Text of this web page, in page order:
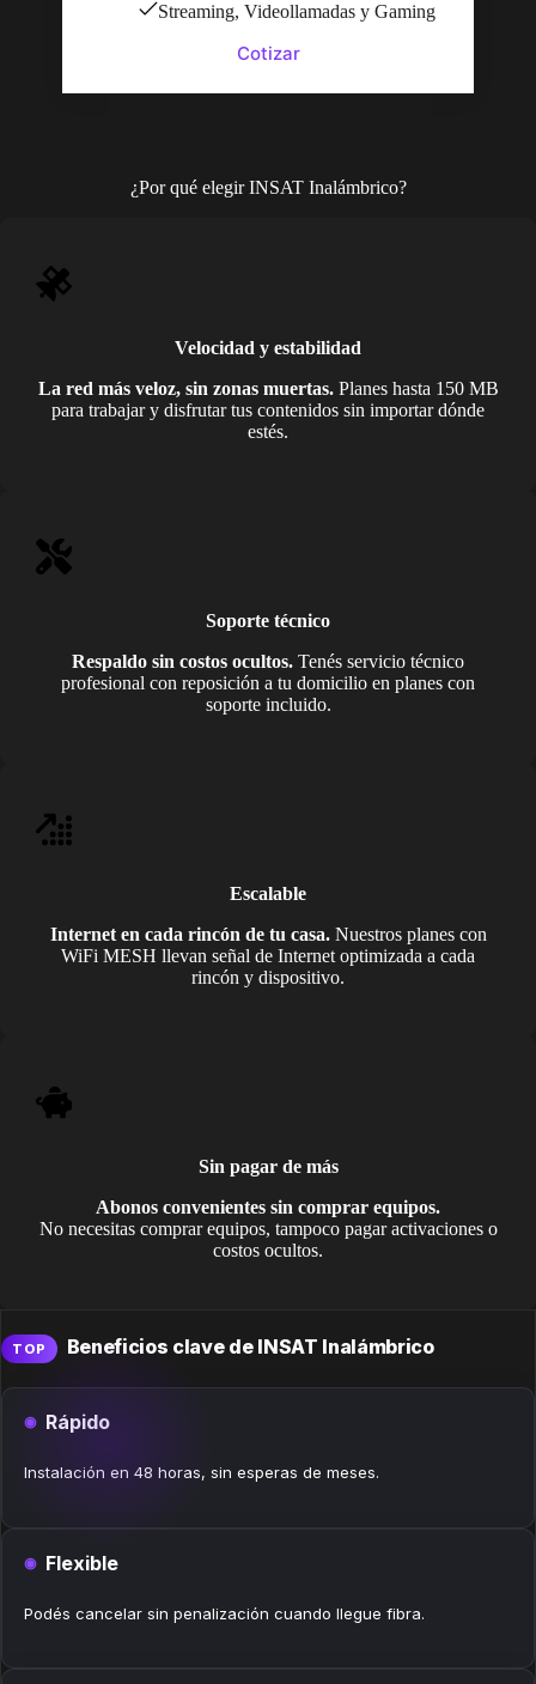
Streaming, Videollamadas y Gaming
Cotizar
¿Por qué elegir INSAT Inalámbrico?
Velocidad y estabilidad
La red más veloz, sin zonas muertas. Planes hasta 150 MB
para trabajar y disfrutar tus contenidos sin importar dónde
estés.
Soporte técnico
Respaldo sin costos ocultos. Tenés servicio técnico
profesional con reposición a tu domicilio en planes con
soporte incluido.
Escalable
Internet en cada rincón de tu casa.Nuestros planes con
WiFi MESH llevan señal de Internet optimizada a cada
rincón y dispositivo.
Sin pagar de más
Abonos convenientes sin comprar equipos.
No necesitas comprar equipos, tampoco pagar activaciones o
costos ocultos.
TOP Beneficios clave de INSAT Inalámbrico
Rápido
Instalación en 48 horas, sin esperas de meses.
Flexible
Podés cancelar sin penalización cuando llegue fibra.